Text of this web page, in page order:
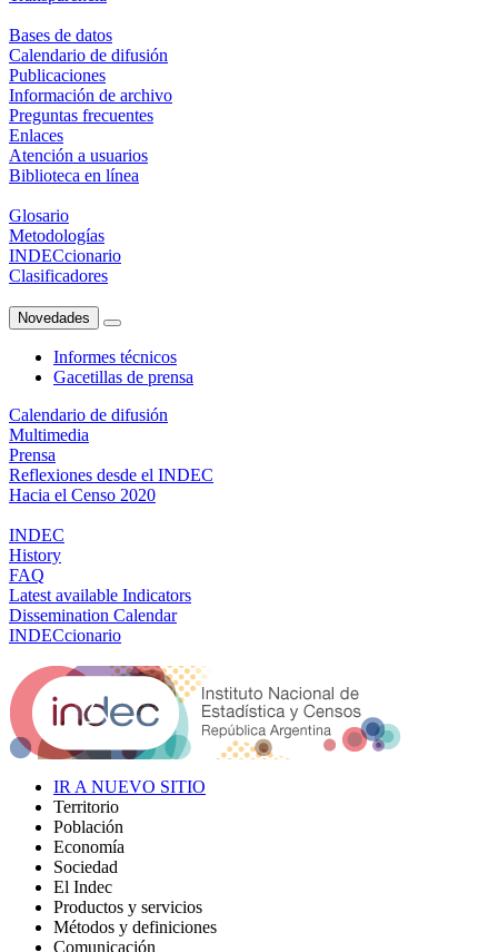
Bases de datos
Calendario de difusión
Publicaciones
Información de archivo
Preguntas frecuentes
Enlaces
Atención a usuarios
Biblioteca en línea
Glosario
Metodologías
INDECcionario
Clasificadores
Novedades
Informes técnicos
Gacetillas de prensa
Calendario de difusión
Multimedia
Prensa
Reflexiones desde el INDEC
Hacia el Censo 2020
INDEC
History
FAQ
Latest available Indicators
Dissemination Calendar
INDECcionario
IR A NUEVO SITIO
Territorio
Población
Economía
Sociedad
El Indec
Productos y servicios
Métodos y definiciones
Comunicación